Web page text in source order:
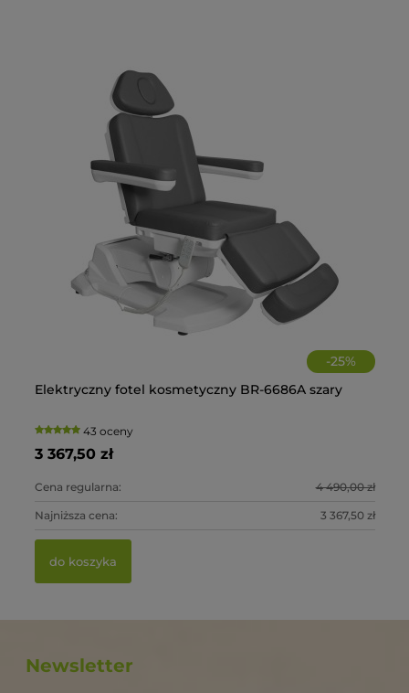
-25%
Elektryczny fotel kosmetyczny BR-6686A szary
43 oceny
3 367,50 zł
Cena regularna: 4 490,00 zł
Najniższa cena: 3 367,50 zł
do koszyka
Newsletter